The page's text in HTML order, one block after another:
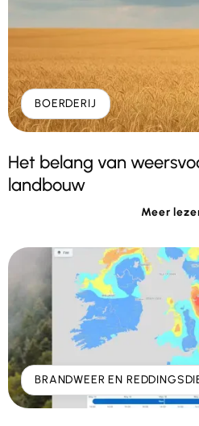
BOERDERIJ
Het belang van
landbouw
Meer
BRANDWEER EN